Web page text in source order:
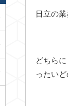
日立の
どちら
ったい